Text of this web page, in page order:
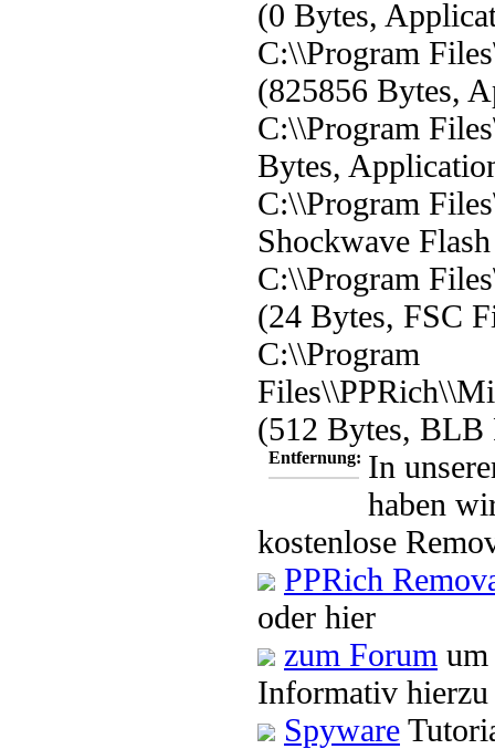
(0 Bytes,
C:\\Program
(825856 Bytes,
C:\\Program
Bytes,
C:\\Program
Shockwave
C:\\Program
(24 Bytes, FSC
C:\\Program
(512 Bytes, BLB
Entfernung: In
haben
kostenlose
PPRich
oder hier
zum Forum
Informativ hierzu
Spyware